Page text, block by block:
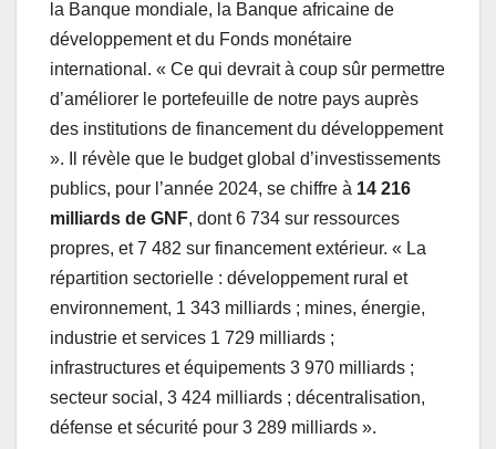
la Banque mondiale, la Banque africaine de
développement et du Fonds monétaire
international. « Ce qui devrait à coup sûr permettre
d’améliorer le portefeuille de notre pays auprès
des institutions de financement du développement
». Il révèle que le budget global d’investissements
publics, pour l’année 2024, se chiffre à 14 216
milliards de GNF, dont 6 734 sur ressources
propres, et 7 482 sur financement extérieur. « La
répartition sectorielle : développement rural et
environnement, 1 343 milliards ; mines, énergie,
industrie et services 1 729 milliards ;
infrastructures et équipements 3 970 milliards ;
secteur social, 3 424 milliards ; décentralisation,
défense et sécurité pour 3 289 milliards ».